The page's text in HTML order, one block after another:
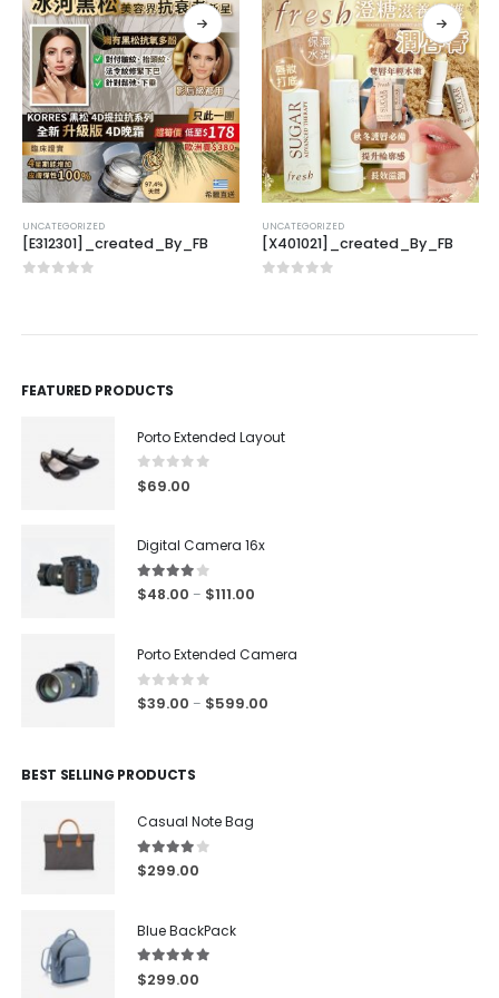
UNCATEGORIZED
[E312301]_created_By_FB
UNCATEGORIZED
[X401021]_created_By_FB
FEATURED PRODUCTS
Porto Extended Layout
0 out of 5
$69.00
Digital Camera 16x
4.00out of 5
$48.00 – $111.00
Porto Extended Camera
0out of 5
$39.00 – $599.00
BEST SELLING PRODUCTS
Casual Note Bag
4.00out of 5
$299.00
Blue BackPack
5.00out of 5
$299.00